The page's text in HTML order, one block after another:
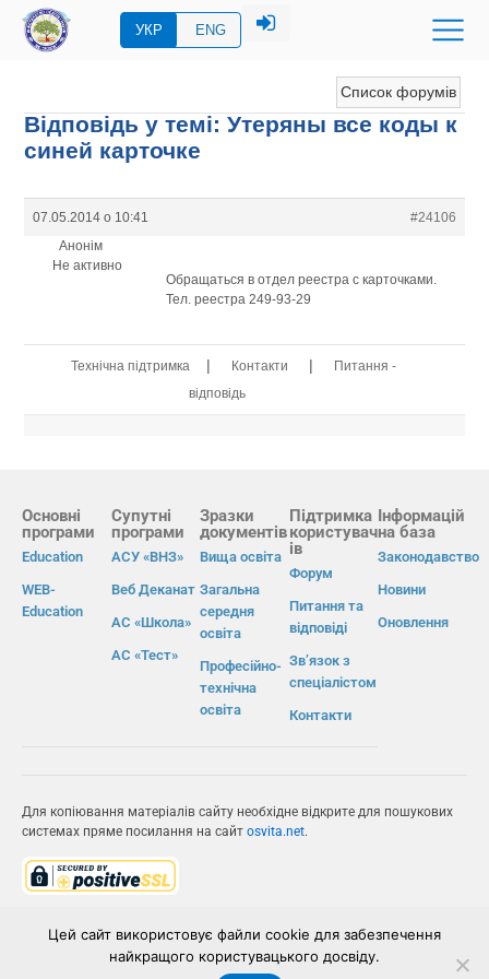
УКР ENG
Список форумів
Відповідь у темі: Утеряны все коды к
синей карточке
07.05.2014 о 10:41
#24106
Анонім
Не активно
Обращаться в отдел реестра с карточками.
Тел. реестра 249-93-29
Технічна підтримка | Контакти |
Питання -
відповідь
Основні
програми
Education
WEB-
Education
Супутні
програми
АСУ «ВНЗ»
Веб Деканат
АС «Школа»
АС «Тест»
Зразки
документів
Вища освіта
Загальна
середня
освіта
Професійно-
технічна
освіта
Підтримка
користувач
ів
Форум
Питання та
відповіді
Зв’язок з
спеціалістом
Контакти
Інформацій
на база
Законодавство
Новини
Оновлення
Для копіювання матеріалів сайту необхідне відкрите для пошукових
системах пряме посилання на сайт osvita.net.
ІВС «ОСВІТА»
Цей сайт використовує файли cookie для забезпечення
найкращого користувацького досвіду.